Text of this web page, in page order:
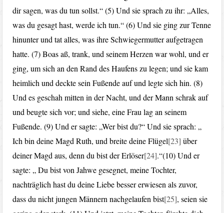
dir sagen, was du tun sollst.“ (5) Und sie sprach zu ihr: „Alles,
was du gesagt hast, werde ich tun.“ (6) Und sie ging zur Tenne
hinunter und tat alles, was ihre Schwiegermutter aufgetragen
hatte. (7) Boas aß, trank, und seinem Herzen war wohl, und er
ging, um sich an den Rand des Haufens zu legen; und sie kam
heimlich und deckte sein Fußende auf und legte sich hin. (8)
Und es geschah mitten in der Nacht, und der Mann schrak auf
und beugte sich vor; und siehe, eine Frau lag an seinem
Fußende. (9) Und er sagte: „Wer bist du?“ Und sie sprach: „
Ich bin deine Magd Ruth, und breite deine Flügel[23] über
deiner Magd aus, denn du bist der Erlöser[24].“(10) Und er
sagte: „ Du bist von Jahwe gesegnet, meine Tochter,
nachträglich hast du deine Liebe besser erwiesen als zuvor,
dass du nicht jungen Männern nachgelaufen bist[25], seien sie